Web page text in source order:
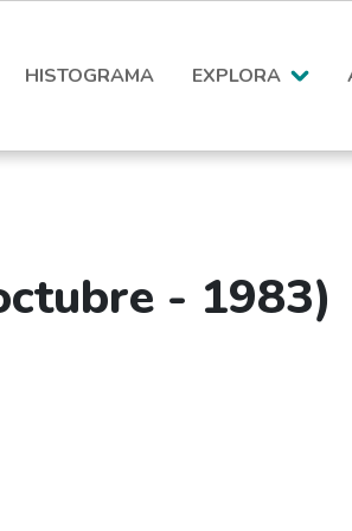
HISTOGRAMA EXPLORA
- 1983)